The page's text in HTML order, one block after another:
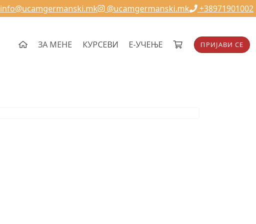
info@ucamgermanski.mk @ucamgermanski.mk +38971901002
ЗА МЕНЕ КУРСЕВИ Е-УЧЕЊЕ ПРИЈАВИ СЕ